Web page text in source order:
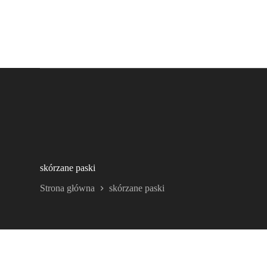
skórzane paski
Strona główna skórzane paski